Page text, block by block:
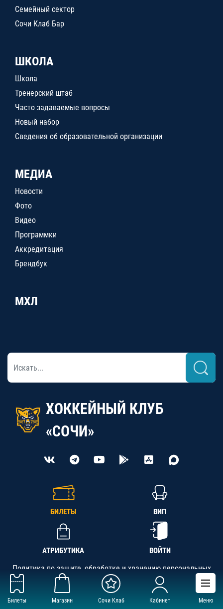
Билеты Магазин Сочи Клаб Кабинет Меню
Семейный сектор
Сочи Клаб Бар
ШКОЛА
Школа
Тренерский штаб
Часто задаваемые вопросы
Новый набор
Сведения об образовательной организации
МЕДИА
Новости
Фото
Видео
Программки
Аккредитация
Брендбук
МХЛ
ХОККЕЙНЫЙ КЛУБ
«СОЧИ»
БИЛЕТЫ ВИП
АТРИБУТИКА ВОЙТИ
Политика по защите, обработке и хранению персональных
данных
АНО «СК «Кубань-Регион», ОГРН 1142300002349,